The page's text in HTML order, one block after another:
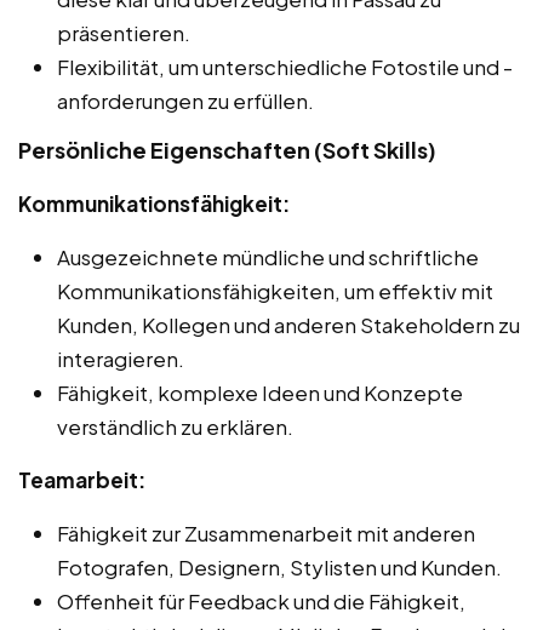
präsentieren.
Flexibilität, um unterschiedliche Fotostile und -
anforderungen zu erfüllen.
Persönliche Eigenschaften (Soft Skills)
Kommunikationsfähigkeit:
Ausgezeichnete mündliche und schriftliche
Kommunikationsfähigkeiten, um effektiv mit
Kunden, Kollegen und anderen Stakeholdern zu
interagieren.
Fähigkeit, komplexe Ideen und Konzepte
verständlich zu erklären.
Teamarbeit:
Fähigkeit zur Zusammenarbeit mit anderen
Fotografen, Designern, Stylisten und Kunden.
Offenheit für Feedback und die Fähigkeit,